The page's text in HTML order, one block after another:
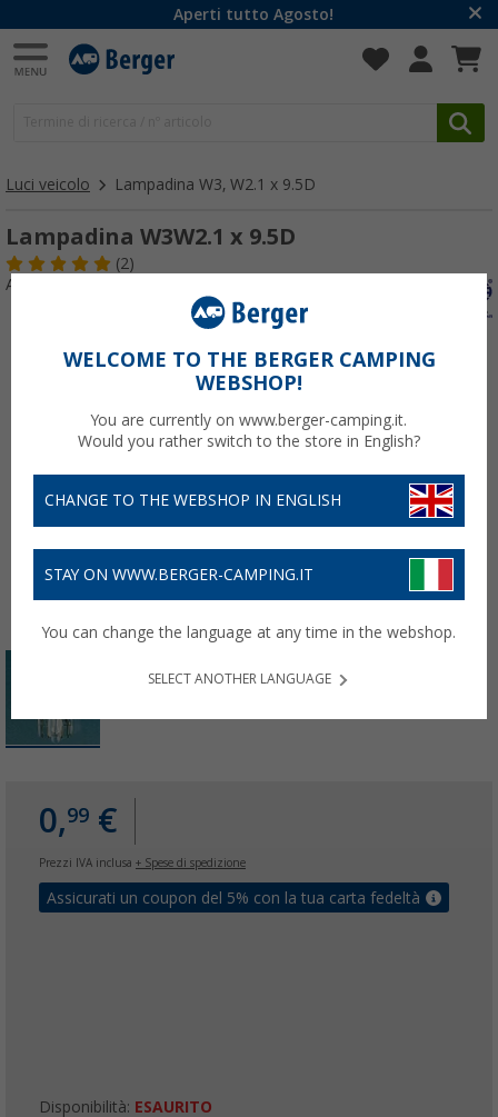
Aperti tutto Agosto!
Luci veicolo Lampadina W3, W2.1 x 9.5D
Lampadina W3W2.1 x 9.5D
(2)
Articolo n: 147460
0,99 €
Prezzi IVA inclusa + Spese di spedizione
Assicurati un coupon del 5% con la tua carta fedeltà
Disponibilità: ESAURITO
WELCOME TO THE BERGER CAMPING
WEBSHOP!
You are currently on www.berger-camping.it.
Would you rather switch to the store in English?
CHANGE TO THE WEBSHOP IN ENGLISH
STAY ON WWW.BERGER-CAMPING.IT
You can change the language at any time in the webshop.
SELECT ANOTHER LANGUAGE